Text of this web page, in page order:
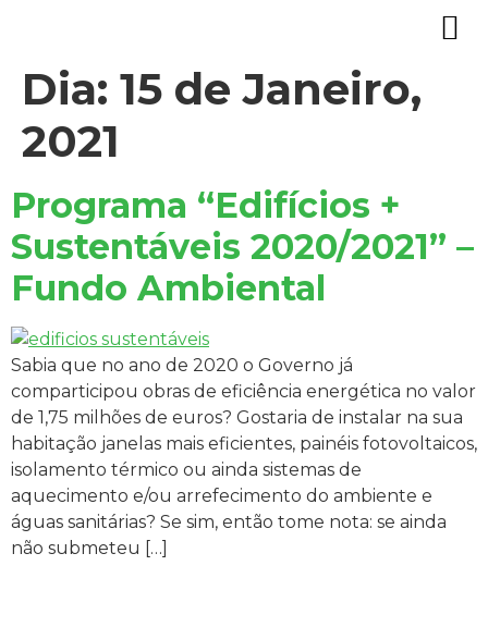
Dia: 15 de Janeiro,
2021
Programa “Edifícios +
Sustentáveis 2020/2021” –
Fundo Ambiental
Sabia que no ano de 2020 o Governo já
comparticipou obras de eficiência energética no valor
de 1,75 milhões de euros? Gostaria de instalar na sua
habitação janelas mais eficientes, painéis fotovoltaicos,
isolamento térmico ou ainda sistemas de
aquecimento e/ou arrefecimento do ambiente e
águas sanitárias? Se sim, então tome nota: se ainda
não submeteu […]